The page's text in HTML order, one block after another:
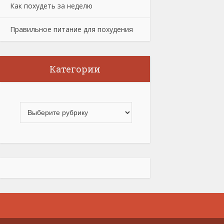
Как похудеть за неделю
Правильное питание для похудения
Категории